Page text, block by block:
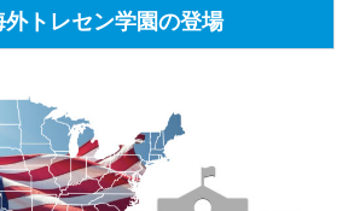
トレセン学園の登場